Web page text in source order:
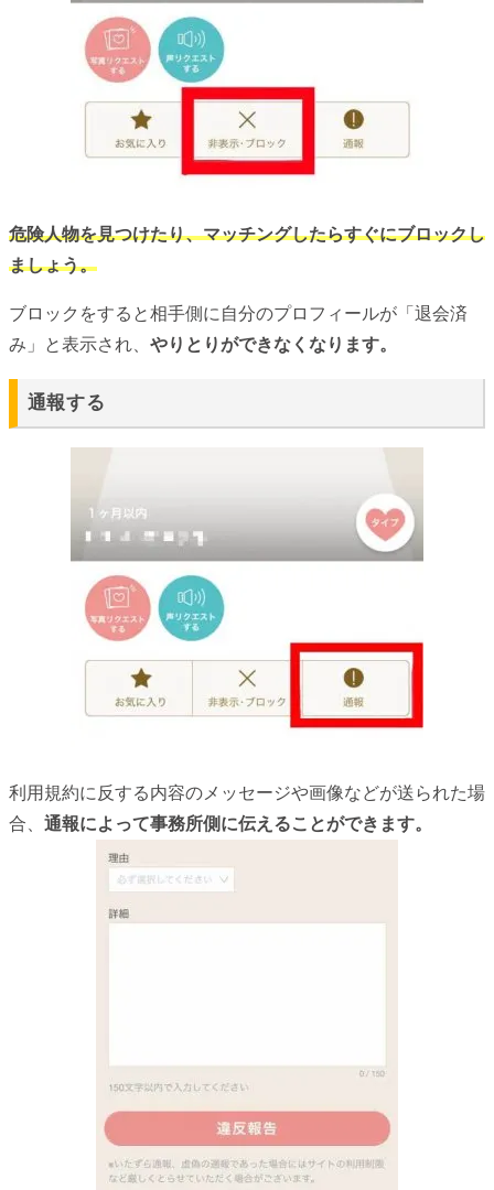
危険人物を見つけたり、マッチングしたらすぐにブロックし
ましょう。
ブロックをすると相手側に自分のプロフィールが「退会済
み」と表示され、 やりとりができなくなります。
通報する
利用規約に反する内容のメッセージや画像などが送られた場
合、 通報によって事務所側に伝えることができます。